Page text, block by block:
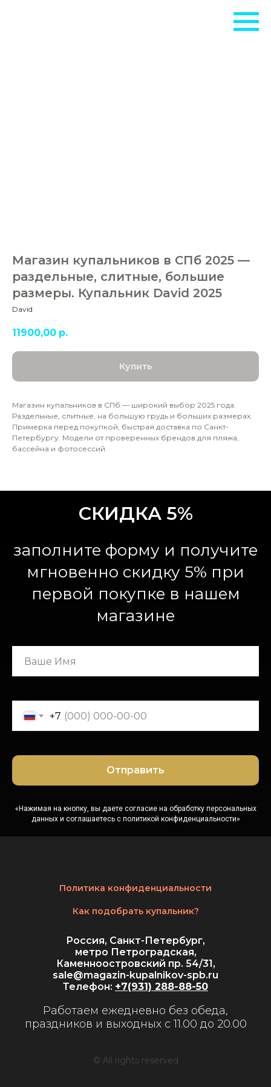
Магазин купальников в СПб 2025 —
раздельные, слитные, большие
размеры. Купальник David 2025
David
11900,00 р.
Купить
Магазин купальников в СПб — широкий выбор 2025 года.
Раздельные, слитные, на большую грудь и больших размерах.
Примерка перед покупкой, быстрая доставка по Санкт-
Петербургу. Модели от проверенных брендов для пляжа,
бассейна и фотосессий.
СКИДКА 5%
заполните форму и получите
мгновенно скидку 5% при
первой покупке в нашем
магазине
+7
Отправить
«Нажимая на кнопку, вы даете согласие на обработку персональных
данных и соглашаетесь c политикой конфиденциальности»
Политика конфиденциальности
Как подобрать купальник?
Россия, Санкт-Петербург,
метро Петроградская,
Каменноостровский пр. 54/31,
sale@magazin-kupalnikov-spb.ru
Телефон: +7(931) 288-88-50
Работаем ежедневно без обеда,
праздников и выходных с 11.00 до 20.00
© All rights reserved